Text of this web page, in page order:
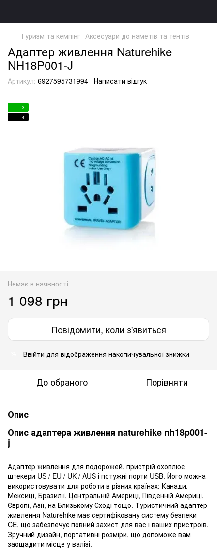
Туризм та кемпінг Аксесуари до наметів та тентів
Адаптер живлення Naturehike
NH18P001-J
Артикул: 6927595731994 Написати відгук
3
4
Немає в наявності
1 098 грн
Повідомити, коли з'явиться
Ввійти для відображення накопичувальної знижки
До обраного Порівняти
Опис
Опис адаптера живлення naturehike nh18p001-
j
Адаптер живлення для подорожей, пристрій охоплює
штекери US / EU / UK / AUS і потужні порти USB. Його можна
використовувати для роботи в різних країнах: Канади,
Мексиці, Бразилії, Центральній Америці, Південній Америці,
Європі, Азії, на Близькому Сході тощо. Туристичний адаптер
живлення Naturehike має сертифіковану систему безпеки
CE, що забезпечує повний захист для вас і ваших пристроїв.
Зручний дизайн, портативні розміри, що допоможе вам
заощадити місце у валізі.